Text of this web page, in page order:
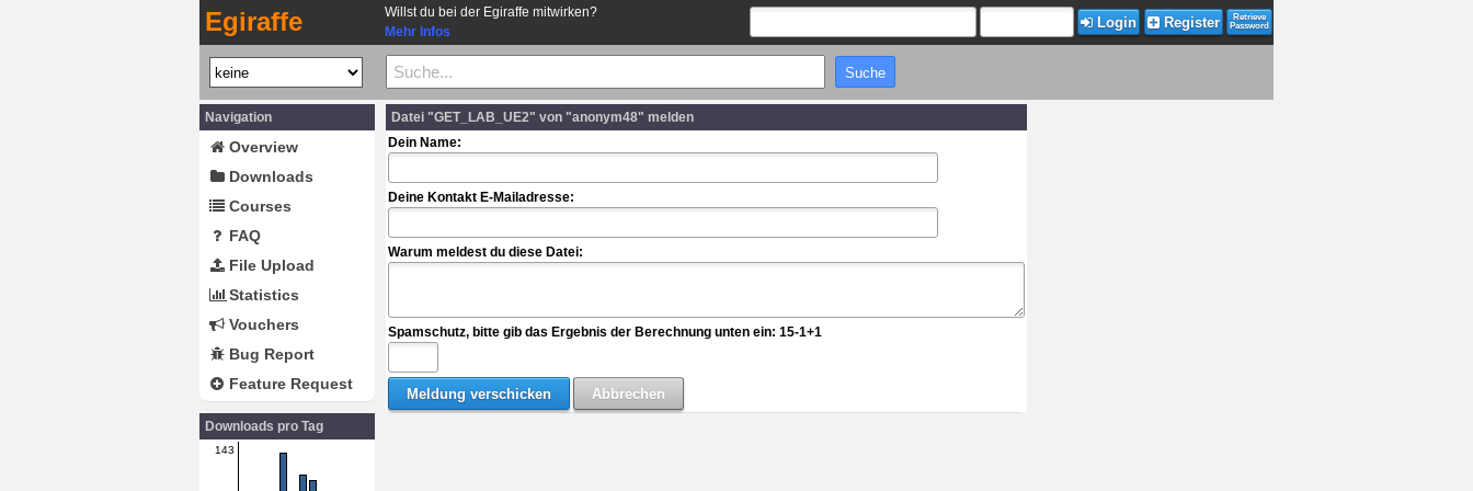
Egiraffe
Willst du bei der Egiraffe mitwirken?
Mehr Infos
Login Register
Retrieve
Password
Navigation
Overview
Downloads
Courses
FAQ
File Upload
Statistics
Vouchers
Bug Report
Feature Request
Downloads pro Tag
143
Datei "GET_LAB_UE2" von "anonym48" melden
Dein Name:
Deine Kontakt E-Mailadresse:
Warum meldest du diese Datei:
Spamschutz, bitte gib das Ergebnis der Berechnung unten ein: 15-1+1